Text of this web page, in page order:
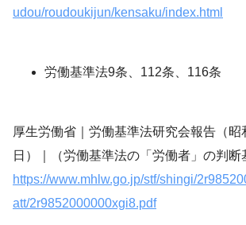
udou/roudoukijun/kensaku/index.html
労働基準法9条、112条、116条
厚生労働省｜労働基準法研究会報告（昭
日）｜（労働基準法の「労働者」の判断
https://www.mhlw.go.jp/stf/shingi/
att/2r9852000000xgi8.pdf